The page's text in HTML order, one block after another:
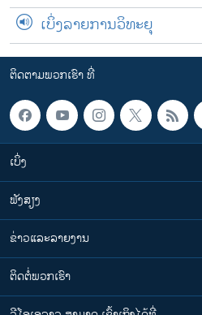
ເບິ່ງລາຍການວິທະຍຸ
ຕິດຕາມພວກເຮົາ ທີ່
ເບິ່ງ
ຟັງສຽງ
ຂ່າວແລະລາຍງານ
ຕິດຕໍ່ພວກເຮົາ